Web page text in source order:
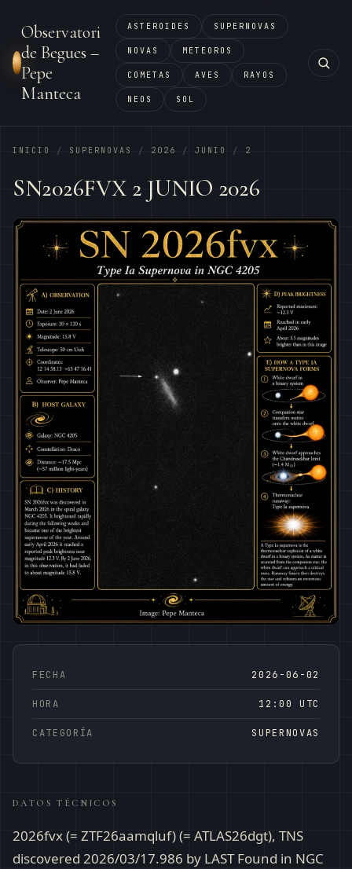
Observatori
de Begues –
Pepe
Manteca
ASTEROIDES SUPERNOVAS
NOVAS METEOROS
COMETAS AVES RAYOS
NEOS SOL
INICIO / SUPERNOVAS / 2026 / JUNIO / 2
SN2026FVX 2 JUNIO 2026
FECHA 2026-06-02
HORA 12:00 UTC
CATEGORÍA SUPERNOVAS
DATOS TÉCNICOS
2026fvx (= ZTF26aamqluf) (= ATLAS26dgt), TNS
discovered 2026/03/17.986 by LAST Found in NGC